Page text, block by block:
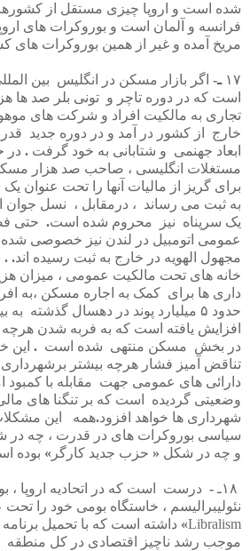
شده است و اروپا چیزی مستقل از
فرانسه و آلمان است و بوروکرات های
مریخ آمده و غیر از همین بوروکرات های
۱۷ ـ- اگر بازار مسکن در انگلیس بین
است که در دوره تاچر و تونی بلر صد ها
تجاری به مالکیت افراد و شرکت های
خارج
از کشور در آمد و در دوره جدید
ابعاد جهنمی و شتابانی به خود گرفت . در
مستغلات انگلیسی ، صاحب صد هزار
برای گریز از مالیات آنها را تحت عنوان یک
به ثبت می رساند ، درمقابل ، نسل جوان
یک سرپناه نیز محروم شده است. حتی
عمومی اتومبیل در لندن نیز خصوصی شده
مجهول الهویه در خارج به ثبت رسیده اند. .
خانه های تحت مالکیت عمومی ، میزان
داری ها برای کمک به اجاره مسکن ،به
حدود ۵ میلیارد پوند در دهسال گذشته به
افزایش یافته است که به فربه شدن هرچه
در بخش مسکن منتهی شده است . این
تناقض آمیز فشار هرچه بیشتر برشهرداری
دارائی های عمومی جهت مقابله با کمبود
وضعیتی گردیده است که بر تنگنا های
شهرداری ها خواهد افزود.همه این
سیاسی بوروکرات های در قدرت ، چه در
و چه در شکل « حزب جدید کارگر » بوده
۱۸ـ - درست است که در اتحادیه اروپا ،
نئولیبرالیسم ، خاستگاه بومی خود را تحت
Libralism
» داشته است که با تحمیل برنامه
موجب رشد ناچیز اقتصادی در کل منطقه